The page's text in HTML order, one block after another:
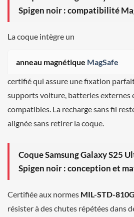
Spigen noir : compatibilité
La coque intègre un
anneau magnétique MagSafe
certifié qui assure une fixation
supports voiture, batteries externes
compatibles. La recharge sans fil
alignée sans retirer la coque.
Coque Samsung Galaxy S25
Spigen noir : conception et
Certifiée aux normes MIL-STD-810G
résister à des chutes répétées dans